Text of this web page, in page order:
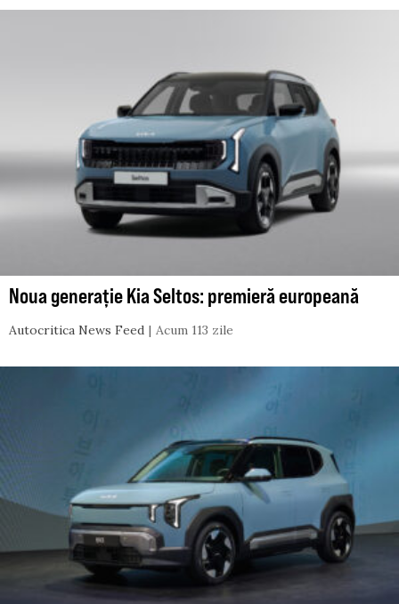
Noua generație Kia Seltos: premieră europeană
Autocritica News Feed Acum 113 zile